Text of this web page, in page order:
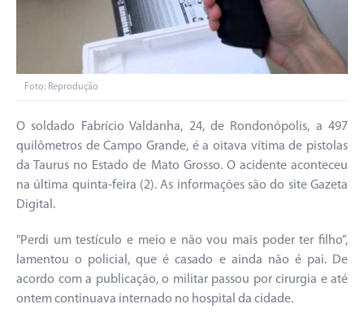
Foto: Reprodução
O soldado Fabrício Valdanha, 24, de Rondonópolis, a 497
quilômetros de Campo Grande, é a oitava vítima de pistolas
da Taurus no Estado de Mato Grosso. O acidente aconteceu
na última quinta-feira (2). As informações são do site Gazeta
Digital.
"Perdi um testículo e meio e não vou mais poder ter filho”,
lamentou o policial, que é casado e ainda não é pai. De
acordo com a publicação, o militar passou por cirurgia e até
ontem continuava internado no hospital da cidade.